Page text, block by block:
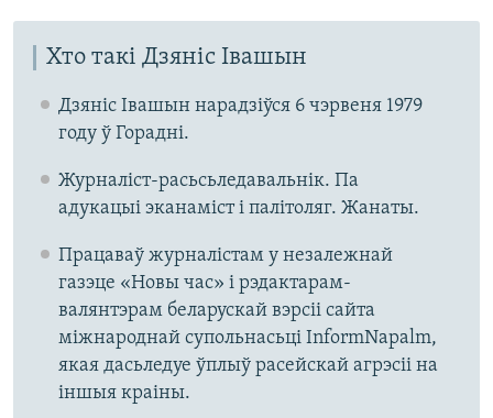
Хто такі Дзяніс Івашын
Дзяніс Івашын нарадзіўся 6 чэрвеня 1979
году ў Горадні.
Журналіст-расьсьледавальнік. Па
адукацыі эканаміст і палітоляг. Жанаты.
Працаваў журналістам у незалежнай
газэце «Новы час» і рэдактарам-
валянтэрам беларускай вэрсіі сайта
міжнароднай супольнасьці ІnformNapalm,
якая дасьледуе ўплыў расейскай агрэсіі на
іншыя краіны.